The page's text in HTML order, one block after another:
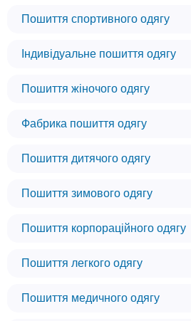
Пошиття спортивного одягу
Індивідуальне пошиття одягу
Пошиття жіночого одягу
Фабрика пошиття одягу
Пошиття дитячого одягу
Пошиття зимового одягу
Пошиття корпораційного одягу
Пошиття легкого одягу
Пошиття медичного одягу